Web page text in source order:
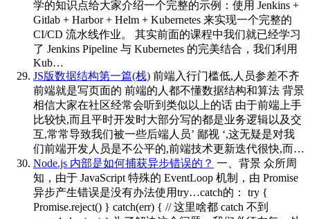
学的知识点给大家介绍一个完整的示例：使用 Jenkins +
Gitlab + Harbor + Helm + Kubernetes 来实现一个完整的
CI/CD 流水线作业。 其实前面的课程中我们就已经学习
了 Jenkins Pipeline 与 Kubernetes 的完美结合，我们利用
Kub…
JS版数据结构第一篇(栈) 前端入行门槛低,人员参差不齐
前端就是写页面的 前端的人都不懂数据结构和算法 背景
相信大家在社区经常会听到类似以上的话 由于前端上手
比较快,而且平时开发时大部分写的都是业务逻辑以及交
互,常常导致我们被一些后端人员’ 鄙视 ‘,这无疑是对我
们前端开发人员是不公平的,前端技术更新迭代很快,而…
Node.js 内部是如何捕获异步错误的？ 一、背景 众所周
知，由于 JavaScript 特殊的 EventLoop 机制，由 Promise
异步产生错误是没有办法使用try…catch的： try {
Promise.reject() } catch(err) { // 这里啥都 catch 不到